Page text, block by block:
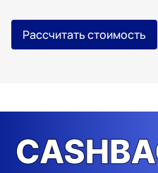
Рассчитать стоимость